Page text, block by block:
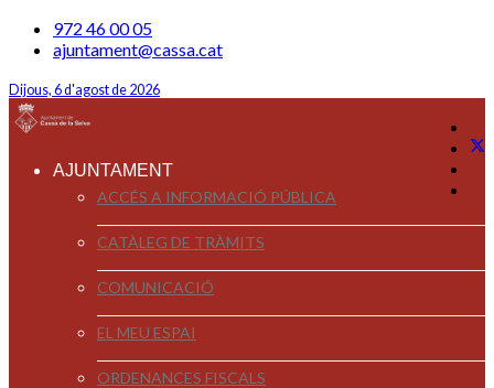
972 46 00 05
ajuntament@cassa.cat
Dijous, 6 d'agost de 2026
AJUNTAMENT
ACCÉS A INFORMACIÓ PÚBLICA
CATÀLEG DE TRÀMITS
COMUNICACIÓ
EL MEU ESPAI
ORDENANCES FISCALS